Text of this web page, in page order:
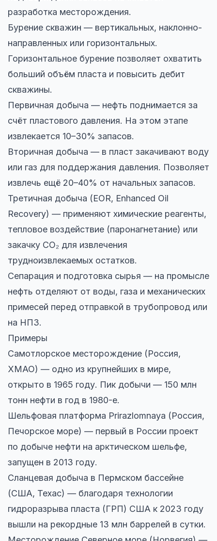
разработка месторождения.
Бурение скважин — вертикальных, наклонно-
направленных или горизонтальных.
Горизонтальное бурение позволяет охватить
больший объём пласта и повысить дебит
скважины.
Первичная добыча — нефть поднимается за
счёт пластового давления. На этом этапе
извлекается 10–30% запасов.
Вторичная добыча — в пласт закачивают воду
или газ для поддержания давления. Позволяет
извлечь ещё 20–40% от начальных запасов.
Третичная добыча (EOR, Enhanced Oil
Recovery) — применяют химические реагенты,
тепловое воздействие (паронагнетание) или
закачку CO₂ для извлечения
трудноизвлекаемых остатков.
Сепарация и подготовка сырья — на промысле
нефть отделяют от воды, газа и механических
примесей перед отправкой в трубопровод или
на НПЗ.
Примеры
Самотлорское месторождение (Россия,
ХМАО) — одно из крупнейших в мире,
открыто в 1965 году. Пик добычи — 150 млн
тонн нефти в год в 1980-е.
Шельфовая платформа Prirazlomnaya (Россия,
Печорское море) — первый в России проект
по добыче нефти на арктическом шельфе,
запущен в 2013 году.
Сланцевая добыча в Пермском бассейне
(США, Техас) — благодаря технологии
гидроразрыва пласта (ГРП) США к 2023 году
вышли на рекордные 13 млн баррелей в сутки.